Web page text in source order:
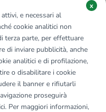
e necessari al
cookie analitici non
terza parte, per effettuare
di inviare pubblicità, anche
analitici e di profilazione,
o disabilitare i cookie
il banner e rifiutarli
proseguirà
Per maggiori informazioni,
x